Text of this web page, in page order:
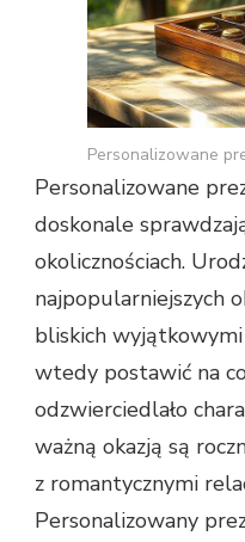
Personalizowane
Personalizowane
doskonale
okolicznościach.
najpopularniejszych
bliskich
wtedy postawić na
odzwierciedlało
ważną okazją są
z romantycznymi
Personalizowany